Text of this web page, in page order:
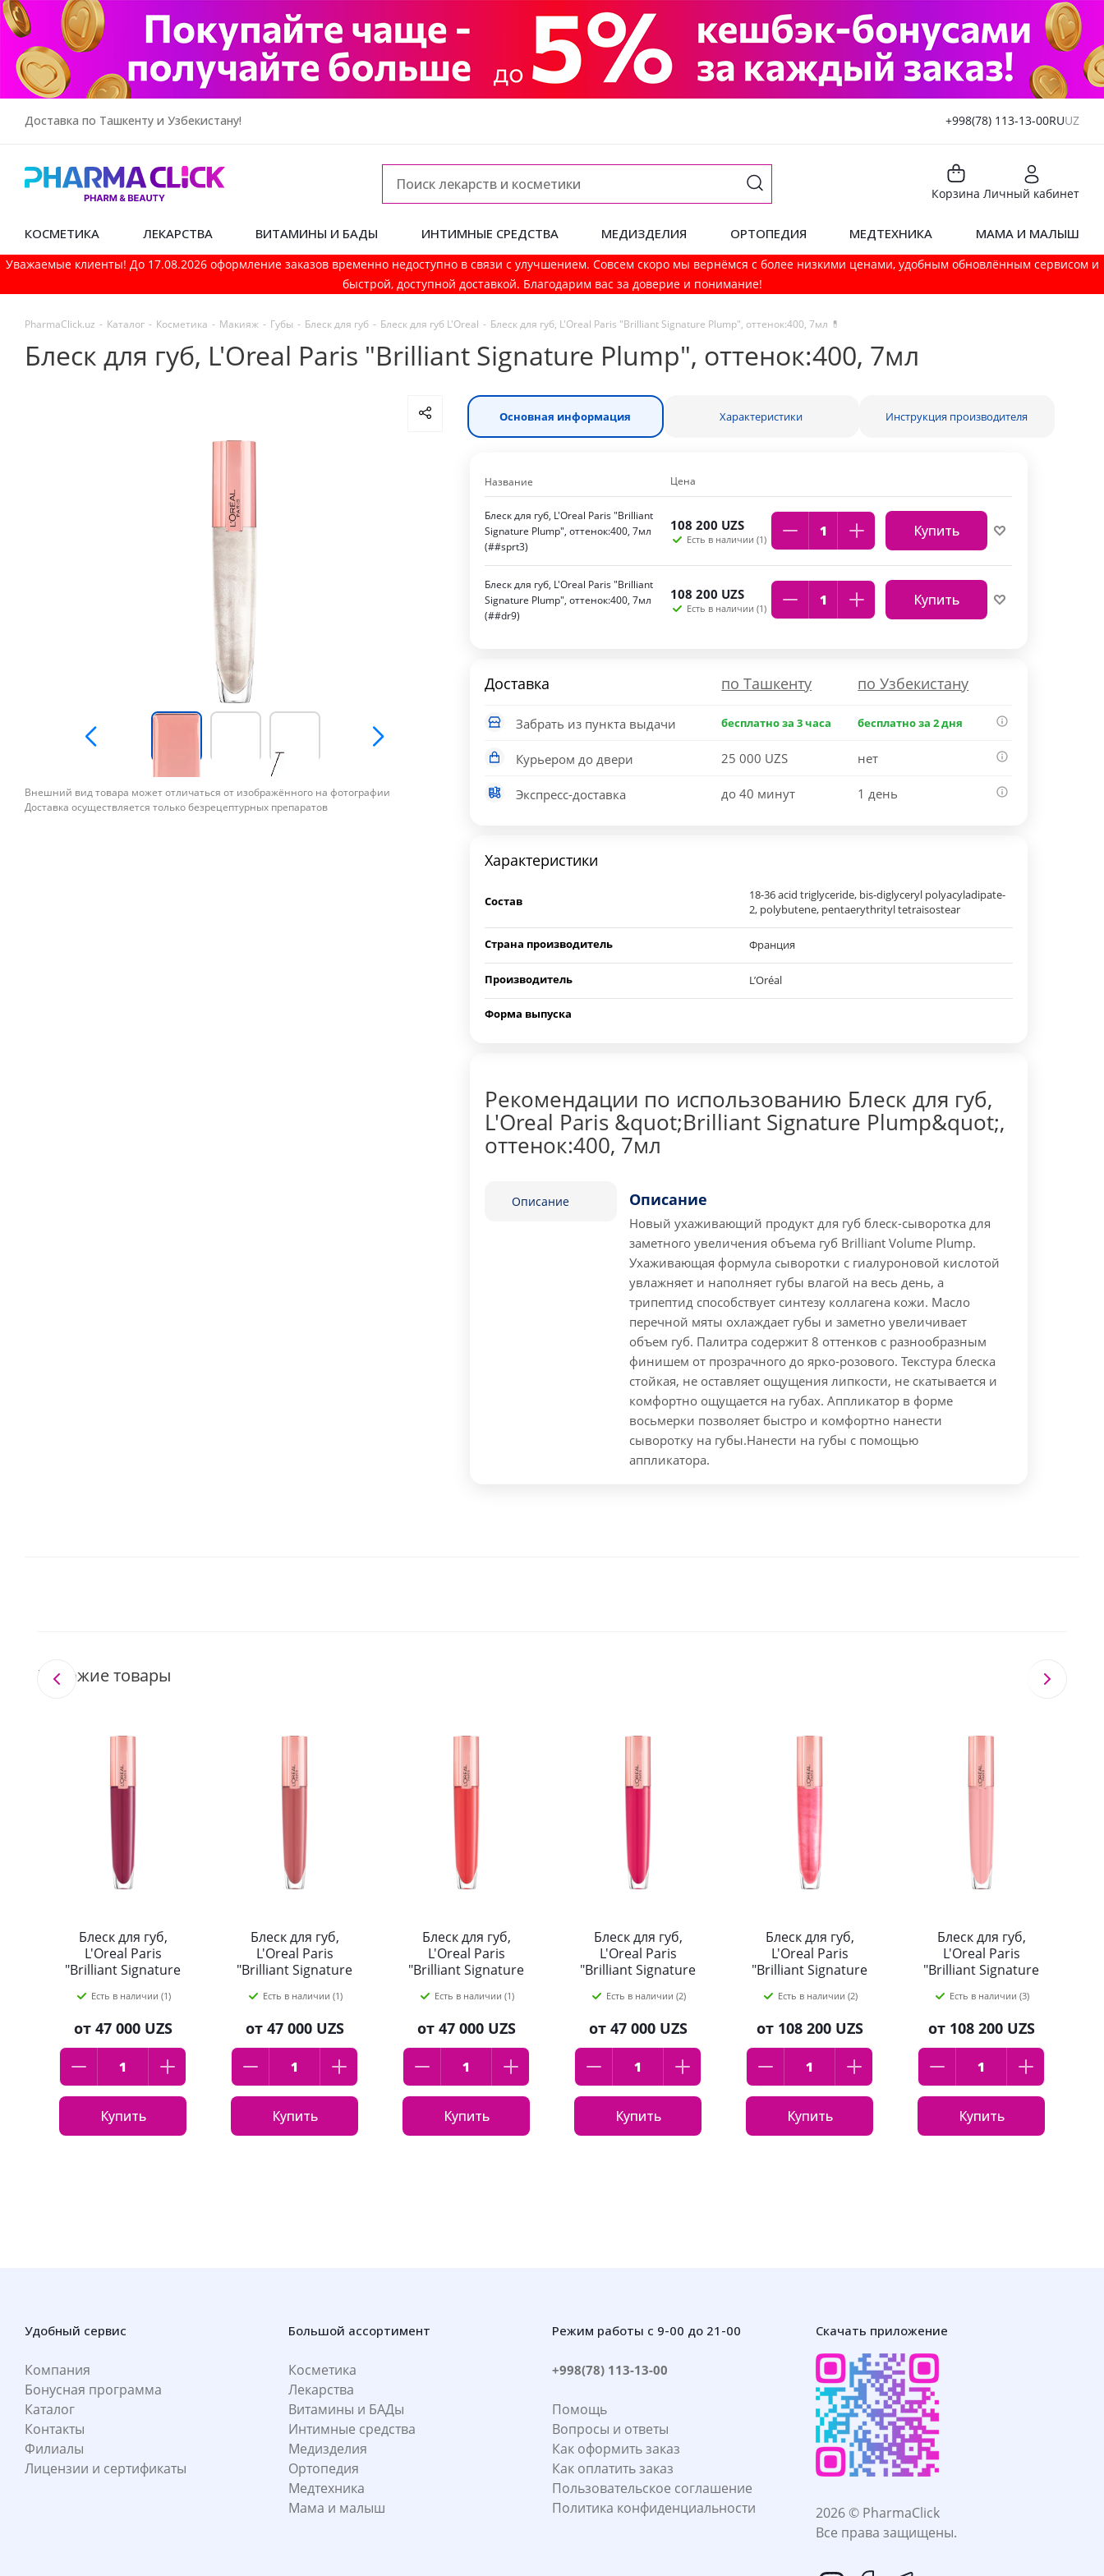
Доставка по Ташкенту и Узбекистану! +998(78) 113-13-00RUUZ
Корзина Личный кабинет
КОСМЕТИКА ЛЕКАРСТВА ВИТАМИНЫ И БАДЫ ИНТИМНЫЕ СРЕДСТВА МЕДИЗДЕЛИЯ ОРТОПЕДИЯ МЕДТЕХНИКА МАМА И МАЛЫШ
Уважаемые клиенты! До 17.08.2026 оформление заказов временно недоступно в связи с улучшением. Совсем скоро мы вернёмся с более низкими ценами, удобным обновлённым сервисом и
быстрой, доступной доставкой. Благодарим вас за доверие и понимание!
PharmaСlick.uz - Каталог - Косметика - Макияж - Губы - Блеск для губ - Блеск для губ L'Oreal - Блеск для губ, L'Oreal Paris "Brilliant Signature Plump", оттенок:400, 7мл 💊
Блеск для губ, L'Oreal Paris "Brilliant Signature Plump", оттенок:400, 7мл
Внешний вид товара может отличаться от изображённого на фотографии
Доставка осуществляется только безрецептурных препаратов
Основная информация Характеристики Инструкция производителя
Название Цена
Блеск для губ, L'Oreal Paris "Brilliant
Signature Plump", оттенок:400, 7мл
(##sprt3)
108 200 UZS
Есть в наличии (1) Купить
Блеск для губ, L'Oreal Paris "Brilliant
Signature Plump", оттенок:400, 7мл
(##dr9)
108 200 UZS
Есть в наличии (1) Купить
Доставка по Ташкенту по Узбекистану
Забрать из пункта выдачи бесплатно за 3 часа бесплатно за 2 дня
Курьером до двери 25 000 UZS нет
Экспресс-доставка до 40 минут 1 день
Характеристики
Состав
18-36 acid triglyceride, bis-diglyceryl polyacyladipate-
2, polybutene, pentaerythrityl tetraisostear
Страна производитель Франция
Производитель L’Oréal
Форма выпуска
Рекомендации по использованию Блеск для губ,
L'Oreal Paris &quot;Brilliant Signature Plump&quot;,
оттенок:400, 7мл
Описание Описание
Новый ухаживающий продукт для губ блеск-сыворотка для
заметного увеличения объема губ Brilliant Volume Plump.
Ухаживающая формула сыворотки с гиалуроновой кислотой
увлажняет и наполняет губы влагой на весь день, а
трипептид способствует синтезу коллагена кожи. Масло
перечной мяты охлаждает губы и заметно увеличивает
объем губ. Палитра содержит 8 оттенков с разнообразным
финишем от прозрачного до ярко-розового. Текстура блеска
стойкая, не оставляет ощущения липкости, не скатывается и
комфортно ощущается на губах. Аппликатор в форме
восьмерки позволяет быстро и комфортно нанести
сыворотку на губы.Нанести на губы с помощью
аппликатора.
Похожие товары
Блеск для губ,
L'Oreal Paris
"Brilliant Signature
оттенок:416, 7мл
Есть в наличии (1)
от 47 000 UZS
Купить
Блеск для губ,
L'Oreal Paris
"Brilliant Signature
оттенок:412, 7мл
Есть в наличии (1)
от 47 000 UZS
Купить
Блеск для губ,
L'Oreal Paris
"Brilliant Signature
оттенок:410, 7мл
Есть в наличии (1)
от 47 000 UZS
Купить
Блеск для губ,
L'Oreal Paris
"Brilliant Signature
оттенок:408, 7мл
Есть в наличии (2)
от 47 000 UZS
Купить
Блеск для губ,
L'Oreal Paris
"Brilliant Signature
оттенок:406, 7мл
Есть в наличии (2)
от 108 200 UZS
Купить
Блеск для губ,
L'Oreal Paris
"Brilliant Signature
оттенок:402, 7мл
Есть в наличии (3)
от 108 200 UZS
Купить
Удобный сервис
Компания
Бонусная программа
Каталог
Контакты
Филиалы
Лицензии и сертификаты
Большой ассортимент
Косметика
Лекарства
Витамины и БАДы
Интимные средства
Медизделия
Ортопедия
Медтехника
Мама и малыш
Режим работы с 9-00 до 21-00
+998(78) 113-13-00
Помощь
Вопросы и ответы
Как оформить заказ
Как оплатить заказ
Пользовательское соглашение
Политика конфиденциальности
Скачать приложение
2026 © PharmaClick
Все права защищены.